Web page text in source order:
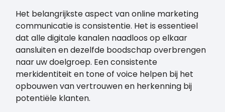
Het belangrijkste aspect van online marketing
communicatie is consistentie. Het is essentieel
dat alle digitale kanalen naadloos op elkaar
aansluiten en dezelfde boodschap overbrengen
naar uw doelgroep. Een consistente
merkidentiteit en tone of voice helpen bij het
opbouwen van vertrouwen en herkenning bij
potentiële klanten.